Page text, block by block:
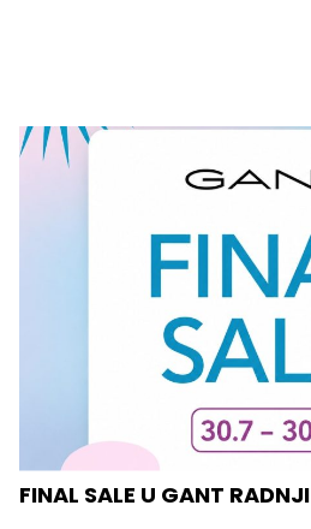
FINAL SALE U GANT RADNJI